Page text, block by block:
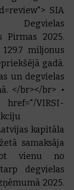
SIA
Pirmas 2025.
miljonus
gadā.
un degvielas
</br></br> •
VIRSI-
kapitāla
samaksāja
vienu no
degvielas
2025.